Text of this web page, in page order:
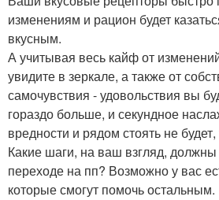
изменениям и рацион будет
вкусным.
А учитывая весь кайф от
увидите в зеркале, а также от
самочувствия - удовольствия вы
гораздо больше, и секундное
вредности и рядом стоять не
Какие шаги, на ваш взгляд,
переходе на пп? Возможно у вас
которые смогут помочь остальным.